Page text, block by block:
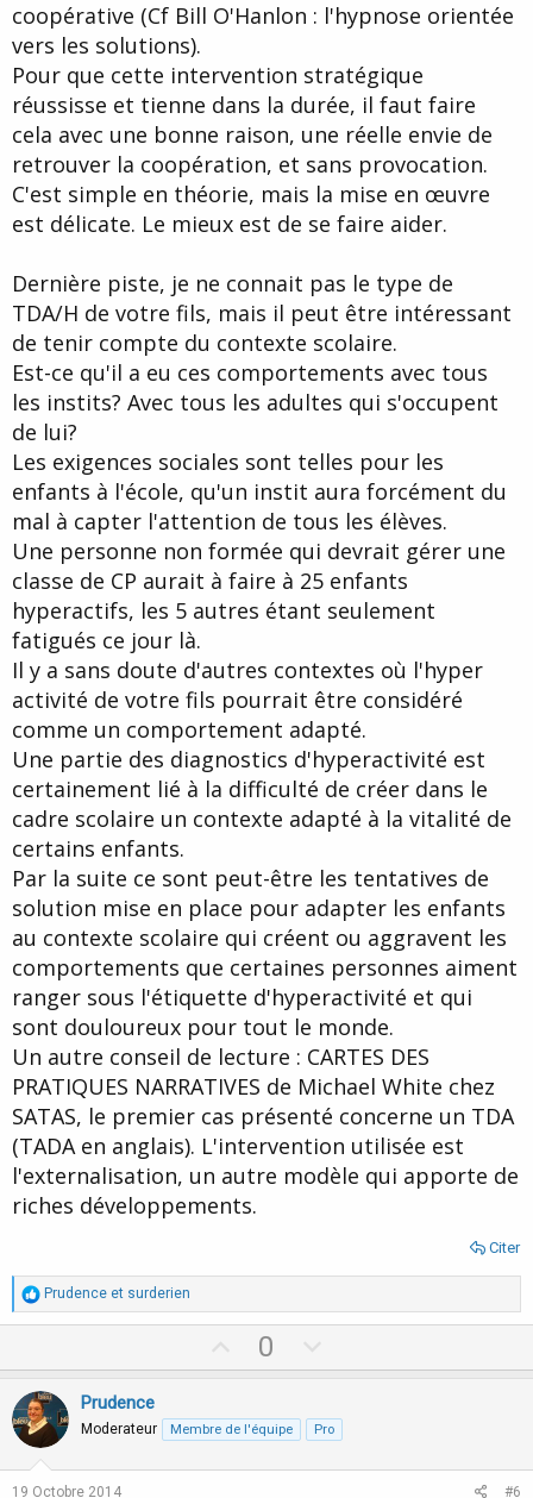
coopérative (Cf Bill O'Hanlon : l'hypnose orientée
vers les solutions).
Pour que cette intervention stratégique
réussisse et tienne dans la durée, il faut faire
cela avec une bonne raison, une réelle envie de
retrouver la coopération, et sans provocation.
C'est simple en théorie, mais la mise en œuvre
est délicate. Le mieux est de se faire aider.
Dernière piste, je ne connait pas le type de
TDA/H de votre fils, mais il peut être intéressant
de tenir compte du contexte scolaire.
Est-ce qu'il a eu ces comportements avec tous
les instits? Avec tous les adultes qui s'occupent
de lui?
Les exigences sociales sont telles pour les
enfants à l'école, qu'un instit aura forcément du
mal à capter l'attention de tous les élèves.
Une personne non formée qui devrait gérer une
classe de CP aurait à faire à 25 enfants
hyperactifs, les 5 autres étant seulement
fatigués ce jour là.
Il y a sans doute d'autres contextes où l'hyper
activité de votre fils pourrait être considéré
comme un comportement adapté.
Une partie des diagnostics d'hyperactivité est
certainement lié à la difficulté de créer dans le
cadre scolaire un contexte adapté à la vitalité de
certains enfants.
Par la suite ce sont peut-être les tentatives de
solution mise en place pour adapter les enfants
au contexte scolaire qui créent ou aggravent les
comportements que certaines personnes aiment
ranger sous l'étiquette d'hyperactivité et qui
sont douloureux pour tout le monde.
Un autre conseil de lecture : CARTES DES
PRATIQUES NARRATIVES de Michael White chez
SATAS, le premier cas présenté concerne un TDA
(TADA en anglais). L'intervention utilisée est
l'externalisation, un autre modèle qui apporte de
riches développements.
Citer
R
é
a
t
i
o
n
s
:
Prudence et surderien
p
o
0
o
n
Prudence
Moderateur Membre de l'équipe Pro
19 Octobre 2014 #6